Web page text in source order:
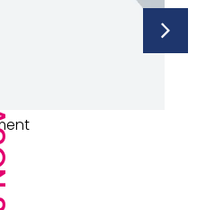
DECLENCHEMENT AUTO –
– ALUMINIUM